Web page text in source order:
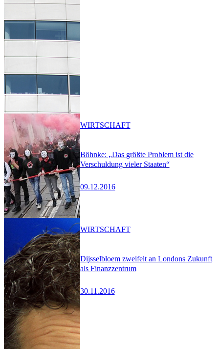
Böhnke: „Das größte Problem ist die
Verschuldung vieler Staaten“
09.12.2016
WIRTSCHAFT
Dijsselbloem zweifelt an Londons Zukunft
als Finanzzentrum
30.11.2016
WIRTSCHAFT